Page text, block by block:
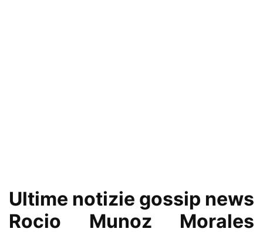
Ultime notizie gossip news
Rocio Munoz Morales